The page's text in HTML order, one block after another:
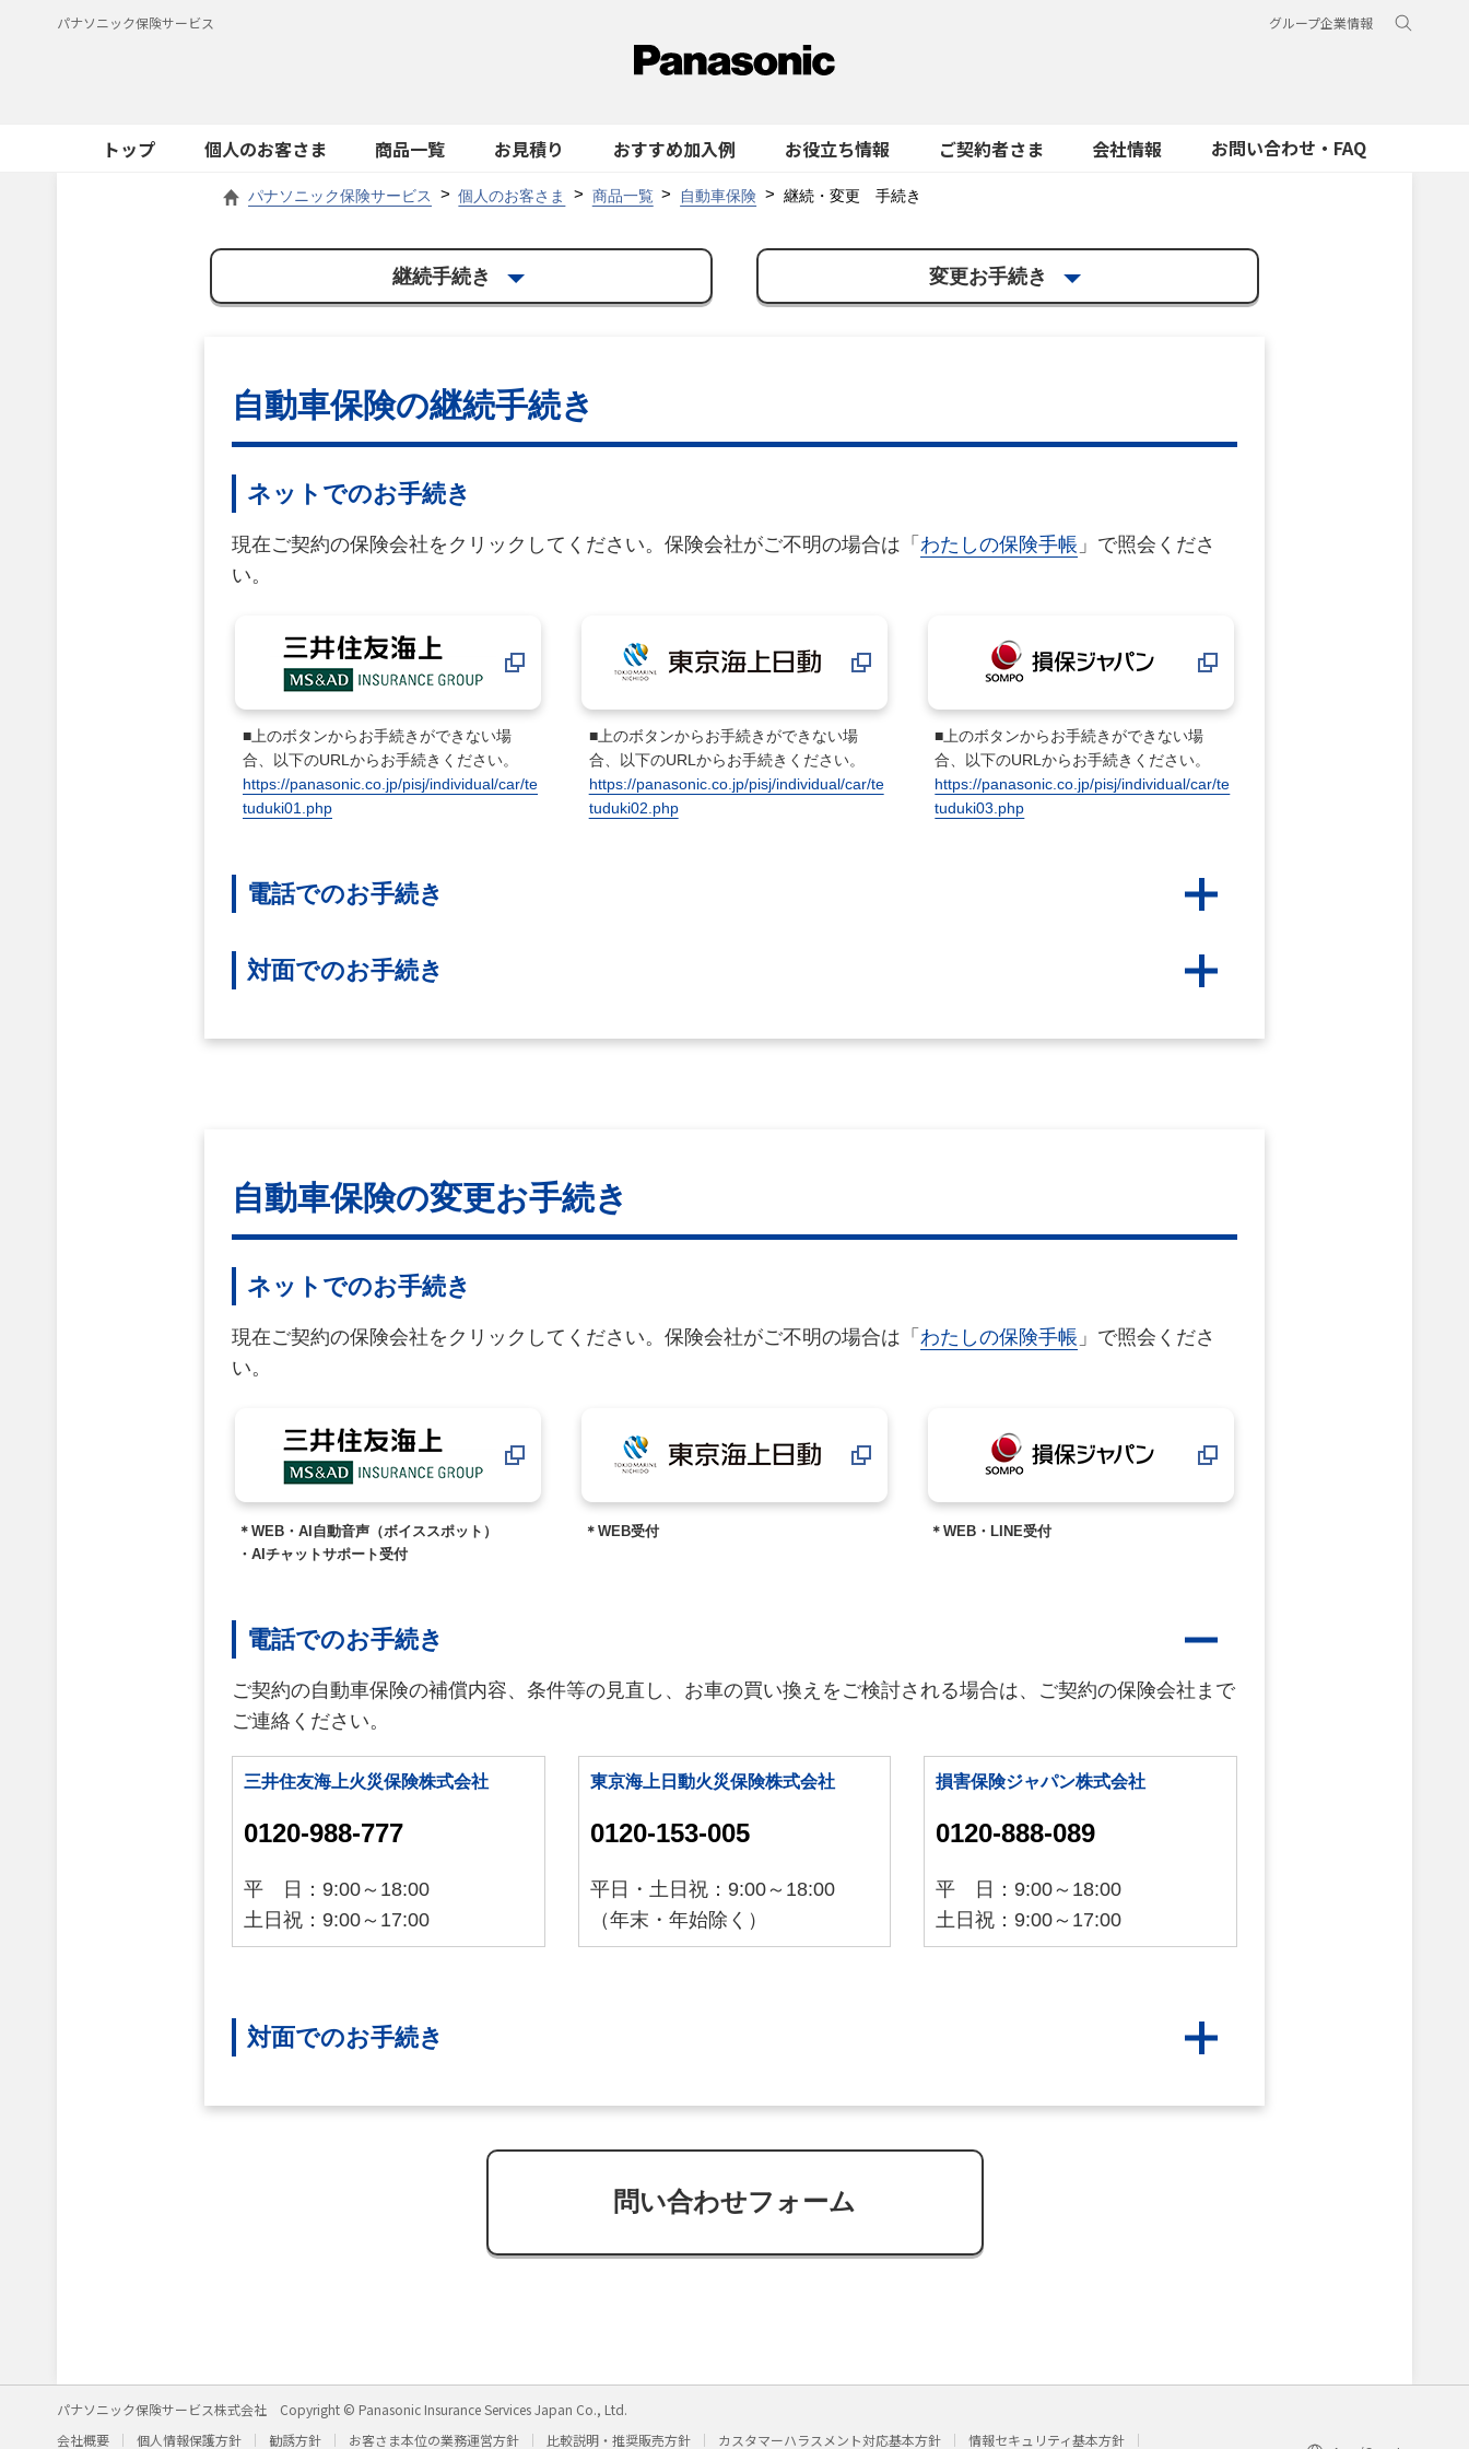
パナソニック保険サービス グループ企業情報
トップ 個人のお客さま 商品一覧 お見積り おすすめ加入例 お役立ち情報 ご契約者さま 会社情報 お問い合わせ・FAQ
パナソニック保険サービス 個人のお客さま 商品一覧 自動車保険 継続・変更 手続き
継続手続き 変更お手続き
自動車保険の継続手続き
ネットでのお手続き
現在ご契約の保険会社をクリックしてください。保険会社がご不明の場合は「 わたしの保険手帳 」で照会くださ
い。
■上のボタンからお手続きができない場
合、以下のURLからお手続きください。
https://panasonic.co.jp/pisj/individual/car/te
tuduki01.php
■上のボタンからお手続きができない場
合、以下のURLからお手続きください。
https://panasonic.co.jp/pisj/individual/car/te
tuduki02.php
■上のボタンからお手続きができない場
合、以下のURLからお手続きください。
https://panasonic.co.jp/pisj/individual/car/te
tuduki03.php
電話でのお手続き
対面でのお手続き
自動車保険の変更お手続き
ネットでのお手続き
現在ご契約の保険会社をクリックしてください。保険会社がご不明の場合は「 わたしの保険手帳 」で照会くださ
い。
＊WEB・AI自動音声（ボイススポット）
・AIチャットサポート受付
＊WEB受付 ＊WEB・LINE受付
電話でのお手続き
ご契約の自動車保険の補償内容、条件等の見直し、お車の買い換えをご検討される場合は、ご契約の保険会社まで
ご連絡ください。
三井住友海上火災保険株式会社
0120-988-777
平 日：9:00～18:00
土日祝：9:00～17:00
東京海上日動火災保険株式会社
0120-153-005
平日・土日祝：9:00～18:00
（年末・年始除く）
損害保険ジャパン株式会社
0120-888-089
平 日：9:00～18:00
土日祝：9:00～17:00
対面でのお手続き
問い合わせフォーム
パナソニック保険サービス株式会社
Copyright © Panasonic Insurance Services Japan Co., Ltd.
会社概要
個人情報保護方針 勧誘方針 お客さま本位の業務運営方針 比較説明・推奨販売方針 カスタマーハラスメント対応基本方針 情報セキュリティ基本方針